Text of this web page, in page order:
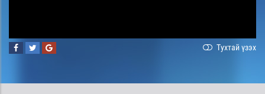
Тухтай үзэх